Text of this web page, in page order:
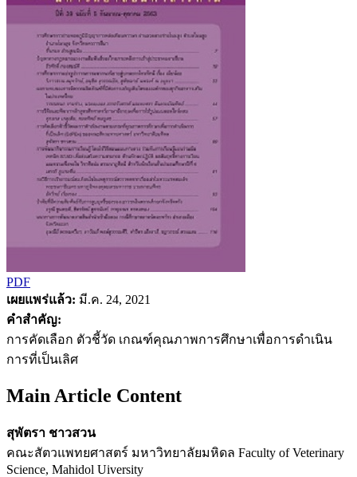
PDF
เผยแพร่แล้ว: มี.ค. 24, 2021
คำสำคัญ:
การคัดเลือก ตัวชี้วัด เกณฑ์คุณภาพการศึกษาเพื่อการดำเนิน
การที่เป็นเลิศ
Main Article Content
สุพัตรา ชาวสวน
คณะสัตวแพทยศาสตร์ มหาวิทยาลัยมหิดล Faculty of Veterinary
Science, Mahidol Uiversity